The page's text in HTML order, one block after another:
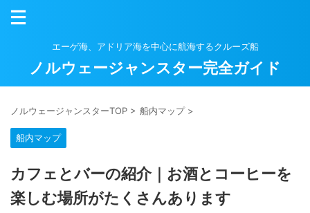
エーゲ海、アドリア海を中心に航海するクルーズ船
ノルウェージャンスター完全ガイド
ノルウェージャンスターTOP > 船内マップ >
船内マップ
カフェとバーの紹介｜お酒とコーヒーを
楽しむ場所がたくさんあります